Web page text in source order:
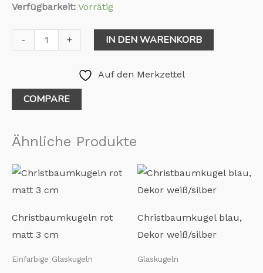
Verfügbarkeit: Vorrätig
- + IN DEN WARENKORB
Auf den Merkzettel
COMPARE
Ähnliche Produkte
Christbaumkugeln rot
matt 3 cm
Einfarbige Glaskugeln
Christbaumkugel blau,
Dekor weiß/silber
Glaskugeln